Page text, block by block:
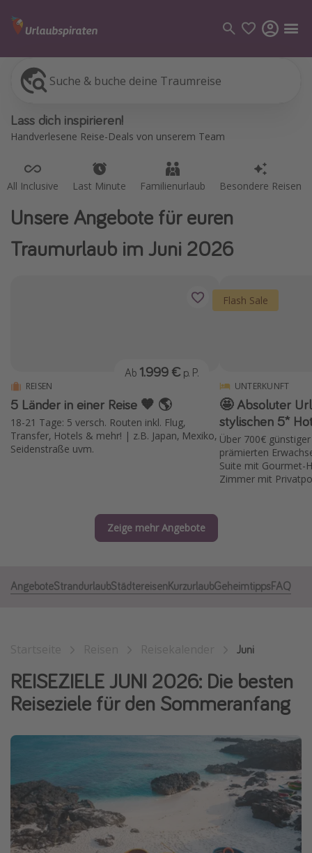
Suche & buche deine Traumreise
Lass dich inspirieren!
Handverlesene Reise-Deals von unserem Team
All Inclusive Last Minute Familienurlaub Besondere Reisen
All Inclusive
Flüge
Pauschalreisen
Kefalonia Urlaub
Krabi Urlaub
Tulum Urlaub
Disneyland Paris
Strandurlaub
Gruppenreisen
Hotels in Hamburg
Hotels am Achensee
Weitere Themen
Reise Journal
Unsere Angebote für euren
Traumurlaub im Juni 2026
REISEN
5 Länder in einer Reise 🧡 🌎
18-21 Tage: 5 versch. Routen inkl. Flug,
Transfer, Hotels & mehr! | z.B. Japan, Mexiko,
Seidenstraße uvm.
Ab 1.999 € p. P.
Flash Sale
UNTERKUNFT
🤩 Absoluter
stylischen 5*
Über 700€
prämierten
Suite mit Gourmet-
Zimmer mit
Zeige mehr Angebote
AngeboteStrandurlaubStädtereisenKurzurlaubGeheimtippsFAQ
Juni
REISEZIELE JUNI 2026: Die besten
Reiseziele für den Sommeranfang